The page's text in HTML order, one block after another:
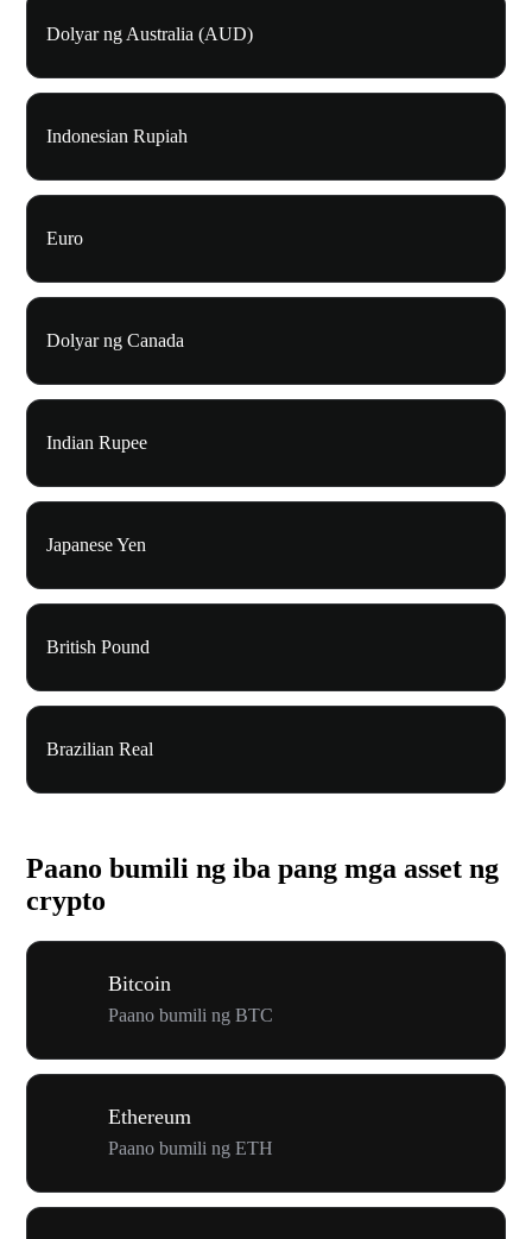
Dolyar ng Australia (AUD)
Indonesian Rupiah
Euro
Dolyar ng Canada
Indian Rupee
Japanese Yen
British Pound
Brazilian Real
Paano bumili ng iba pang mga asset ng
crypto
Bitcoin
Paano bumili ng BTC
Ethereum
Paano bumili ng ETH